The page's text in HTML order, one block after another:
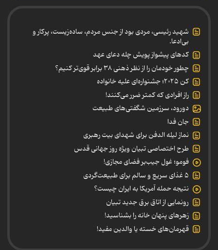
شهید رئیسی، مردی بود از جنس مردم، ساده‌زیست، پرکار و
بی‌ادعا.
کدهای پیشواز پویش چله دعای عهد
چطور خودمان را از نظر ذهنی ۳۸ برابر قوی‌تر کنیم؟
کن ۲۰۲۵؛ جشنواره‌ای علیه خانواده
راز افرادی که کمتر ضرر می‌کنند!
دورود، سرزمین شگفتی‌های طبیعت
جان فدا
نماز لیله الدفن برای شهدای بیت رهبری
طرح اختصاصی تبیان ویژه روز جهانی قدس
فومو؛ غول جیب‌بر فضای مجازی!
۵ غذای سریع و سالم برای طبیعت‌گردی
نتیجه حمله آمریکا به ایران چیست؟
رونمایی از اتاق برق جدید تبیان
زهرهای پنهان خانه را بشناسید!
قهرمان‌های خسته یا والدین مفید!